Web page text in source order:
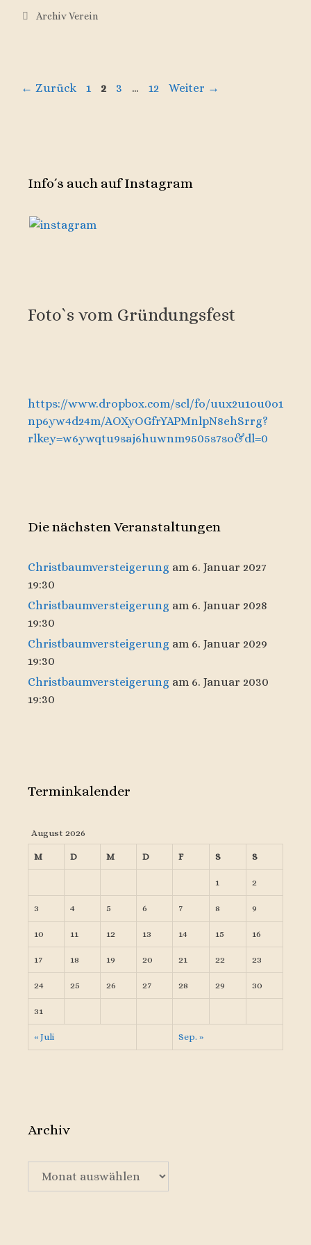
Kategorien
Archiv Verein
← Zurück Seite
1 Seite
2 Seite
3 … Seite
12 Weiter →
Info´s auch auf Instagram
Foto`s vom Gründungsfest
https://www.dropbox.com/scl/fo/uux2u1ou0o1
np6yw4d24m/AOXyOGfrYAPMnlpN8ehSrrg?
rlkey=w6ywqtu9saj6huwnm9505s7so&dl=0
Die nächsten Veranstaltungen
Christbaumversteigerung am 6. Januar 2027
19:30
Christbaumversteigerung am 6. Januar 2028
19:30
Christbaumversteigerung am 6. Januar 2029
19:30
Christbaumversteigerung am 6. Januar 2030
19:30
Terminkalender
August 2026
M D M D F S S
1 2
3 4 5 6 7 8 9
10 11 12 13 14 15 16
17 18 19 20 21 22 23
24 25 26 27 28 29 30
31
« Juli Sep. »
Archiv
Archiv